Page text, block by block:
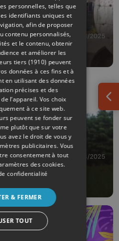
19/08/2025
12/08/2025
6 autour
personnelles, telles que
identifiants uniques et
afin de proposer
contenu personnalisés,
et le contenu, obtenir
et améliorer les
tiers (1910) peuvent
données à ces fins et à
en utilisant des données
précises et des
l’appareil. Vos choix
à ce site web.
peuvent se fonder sur
plutôt que sur votre
avez le droit de vous y
publicitaires. Vous
consentement à tout
des cookies.
confidentialité
& FERMER
TOUT